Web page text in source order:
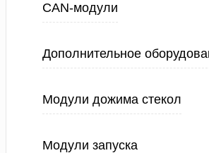
CAN-модули
Дополнительное
Модули дожима стекол
Модули запуска